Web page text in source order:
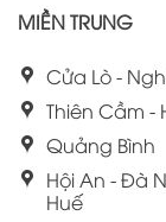
MIỀN TRUNG
Cửa Lò -
Thiên Cầm -
Quảng Bình
Hội An - Đà
Huế